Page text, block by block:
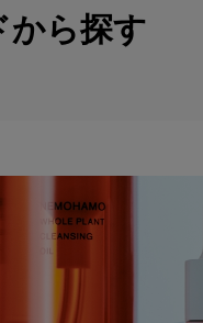
から探す